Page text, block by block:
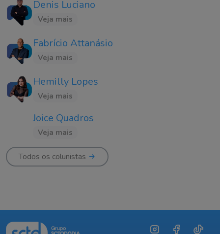
Denis Luciano
Veja mais
Fabrício Attanásio
Veja mais
Hemilly Lopes
Veja mais
Joice Quadros
Veja mais
Todos os colunistas